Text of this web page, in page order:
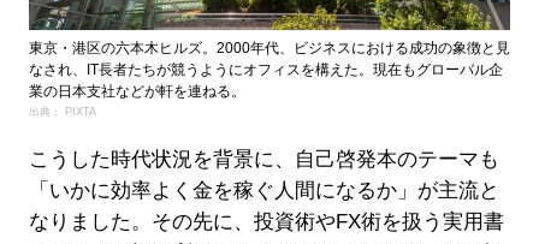
東京・港区の六本木ヒルズ。2000年代、ビジネスにおける成功の象徴と見
なされ、IT長者たちが競うようにオフィスを構えた。現在もグローバル企
業の日本支社などが軒を連ねる。
出典： PIXTA
こうした時代状況を背景に、自己啓発本のテーマも
「いかに効率よく金を稼ぐ人間になるか」が主流と
なりました。その先に、投資術やFX術を扱う実用書